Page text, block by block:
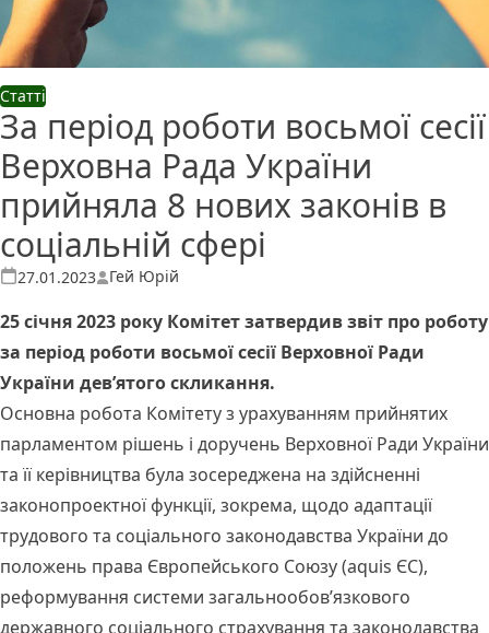
Статті
За період роботи восьмої сесії
Верховна Рада України
прийняла 8 нових законів в
соціальній сфері
27.01.2023Опубліковано
Гей Юрій
25 січня 2023 року Комітет затвердив звіт про роботу
за період роботи восьмої сесії Верховної Ради
України дев’ятого скликання.
Основна робота Комітету з урахуванням прийнятих
парламентом рішень і доручень Верховної Ради України
та її керівництва була зосереджена на здійсненні
законопроектної функції, зокрема, щодо адаптації
трудового та соціального законодавства України до
положень права Європейського Союзу (aquis ЄС),
реформування системи загальнообов’язкового
державного соціального страхування та законодавства